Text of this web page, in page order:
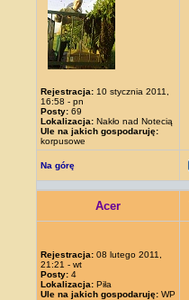
Rejestracja: 10 stycznia 2011,
16:58 - pn
Posty: 69
Lokalizacja: Nakło nad Notecią
Ule na jakich gospodaruję:
korpusowe
Na górę
Acer
Rejestracja: 08 lutego 2011,
21:21 - wt
Posty: 4
Lokalizacja: Piła
Ule na jakich gospodaruję: WP